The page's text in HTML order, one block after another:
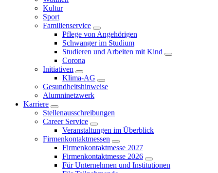
Kultur
Sport
Familienservice
Pflege von Angehörigen
Schwanger im Studium
Studieren und Arbeiten mit Kind
Corona
Initiativen
Klima-AG
Gesundheitshinweise
Alumninetzwerk
Karriere
Stellenausschreibungen
Career Service
Veranstaltungen im Überblick
Firmenkontaktmessen
Firmenkontaktmesse 2027
Firmenkontaktmesse 2026
Für Unternehmen und Institutionen